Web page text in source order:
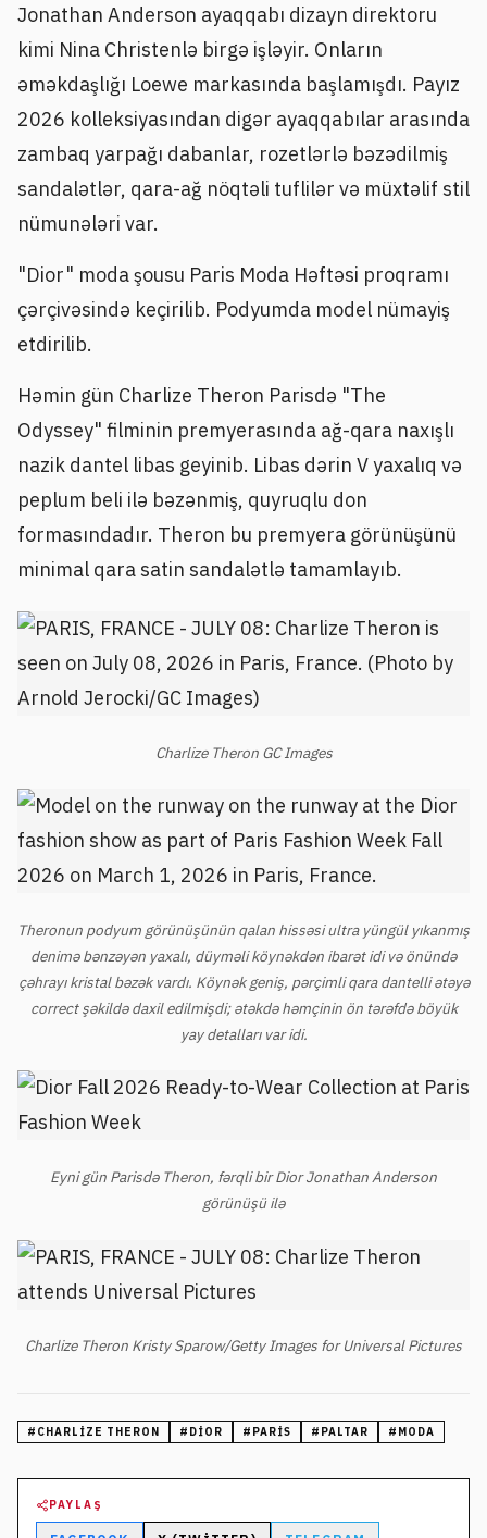
Jonathan Anderson ayaqqabı dizayn direktoru
kimi Nina Christenlə birgə işləyir. Onların
əməkdaşlığı Loewe markasında başlamışdı. Payız
2026 kolleksiyasından digər ayaqqabılar arasında
zambaq yarpağı dabanlar, rozetlərlə bəzədilmiş
sandalətlər, qara-ağ nöqtəli tuflilər və müxtəlif stil
nümunələri var.
"Dior" moda şousu Paris Moda Həftəsi proqramı
çərçivəsində keçirilib. Podyumda model nümayiş
etdirilib.
Həmin gün Charlize Theron Parisdə "The
Odyssey" filminin premyerasında ağ-qara naxışlı
nazik dantel libas geyinib. Libas dərin V yaxalıq və
peplum beli ilə bəzənmiş, quyruqlu don
formasındadır. Theron bu premyera görünüşünü
minimal qara satin sandalətlə tamamlayıb.
Charlize Theron GC Images
Theronun podyum görünüşünün qalan hissəsi ultra yüngül yıkanmış
denimə bənzəyən yaxalı, düyməli köynəkdən ibarət idi və önündə
çəhrayı kristal bəzək vardı. Köynək geniş, pərçimli qara dantelli ətəyə
correct şəkildə daxil edilmişdi; ətəkdə həmçinin ön tərəfdə böyük
yay detalları var idi.
Eyni gün Parisdə Theron, fərqli bir Dior Jonathan Anderson
görünüşü ilə
Charlize Theron Kristy Sparow/Getty Images for Universal Pictures
# CHARLIZE THERON # DIOR # PARIS # PALTAR # MODA
PAYLAŞ